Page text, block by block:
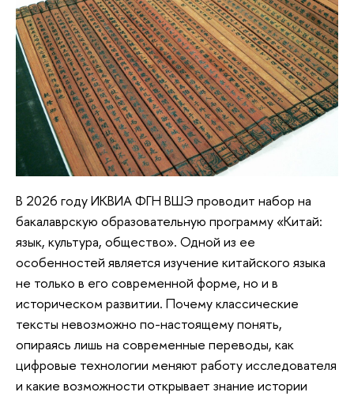
В 2026 году ИКВИА ФГН ВШЭ проводит набор на
бакалаврскую образовательную программу «Китай:
язык, культура, общество». Одной из ее
особенностей является изучение китайского языка
не только в его современной форме, но и в
историческом развитии. Почему классические
тексты невозможно по-настоящему понять,
опираясь лишь на современные переводы, как
цифровые технологии меняют работу исследователя
и какие возможности открывает знание истории